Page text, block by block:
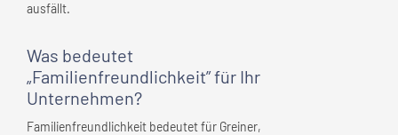
ausfällt.
Was bedeutet
„Familienfreundlichkeit” für Ihr
Unternehmen?
Familienfreundlichkeit bedeutet für Greiner,